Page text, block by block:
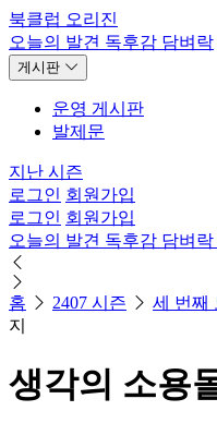
북클럽 오리진
오늘의 발견 독후감 담벼락
게시판
운영 게시판
발제문
지난 시즌
로그인 회원가입
로그인 회원가입
오늘의 발견 독후감 담벼락
홈 2407 시즌 세 번째
지
생각의 소용